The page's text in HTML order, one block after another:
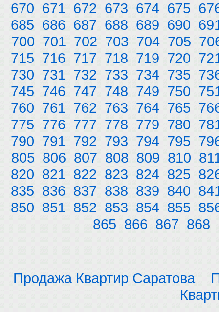
670 671 672 673 674 675
685 686 687 688 689 690
700 701 702 703 704 705
715 716 717 718 719 720
730 731 732 733 734 735
745 746 747 748 749 750
760 761 762 763 764 765
775 776 777 778 779 780
790 791 792 793 794 795
805 806 807 808 809 810
820 821 822 823 824 825
835 836 837 838 839 840
850 851 852 853 854 855
865 866 867 868
Продажа Квартир Саратова